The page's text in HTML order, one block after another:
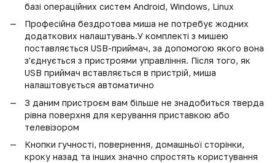
базі операційних систем Android, Windows, Linux
Професійна бездротова миша не потребує жодних
додаткових налаштувань.У комплекті з мишею
поставляється USB-приймач, за допомогою якого вона
з'єднується з пристроями управління. Після того, як
USB приймач вставляється в пристрій, миша
налаштовується автоматично
З даним пристроєм вам більше не знадобиться тверда
рівна поверхня для керування приставкою або
телевізором
Кнопки гучності, повернення, домашньої сторінки,
кроку назад та інших значно спростять користування